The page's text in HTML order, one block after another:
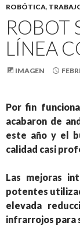
CONTENIDO
ROBÓTICA,
ROBOT
LÍNEA
IMAGEN
Por fin
acabaron de
este año y el
calidad casi
Las mejoras
potentes
elevada
infrarrojos para